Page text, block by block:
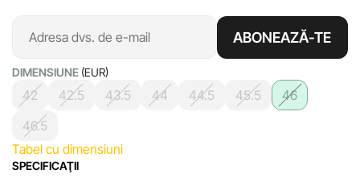
ABONEAZĂ-TE
DIMENSIUNE (EUR)
42 42.5 43.5 44 44.5 45.5
46
46.5
Tabel cu dimensiuni
SPECIFICAŢII